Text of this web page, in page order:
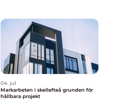
04. jul
Markarbeten i skellefteå grunden för
hållbara projekt